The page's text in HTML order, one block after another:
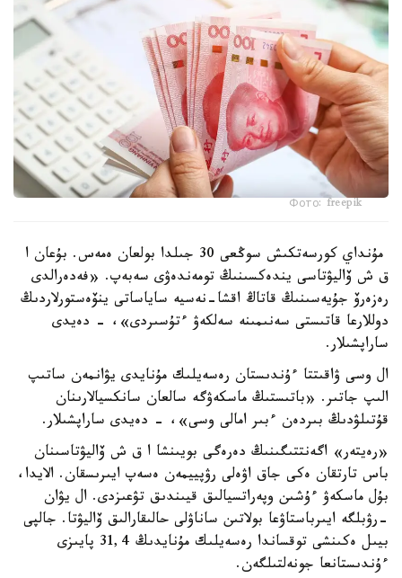
Фото: freepik
مۇنداي كورسەتكىش سوڭعى 30 جىلدا بولعان ەمەس. بۇعان ا
ق ش ۆاليۋتاسى يندەكسىنىڭ تومەندەۋى سەبەپ. «فەدەرالدى
رەزەرۆ جۇيەسىنىڭ قاتاڭ اقشا-نەسيە ساياساتى ينۆەستورلاردىڭ
دوللارعا قاتىستى سەنىمىنە سەلكەۋ ءتۇسىردى»، - دەيدى
ساراپشىلار.
ال وسى ۋاقىتتا ءۇندىستان رەسەيلىك مۇنايدى يۋانمەن ساتىپ
الىپ جاتىر. «باتىستىڭ ماسكەۋگە سالعان سانكسيالارىنان
قۇتىلۋدىڭ بىردەن ءبىر امالى وسى»، - دەيدى ساراپشىلار.
«رەيتەر» اگەنتتىگىنىڭ دەرەگى بويىنشا ا ق ش ۆاليۋتاسىنان
باس تارتقان ەكى جاق اۋەلى رۋپييمەن ەسەپ ايىرىسقان. الايدا،
بۇل ماسكەۋ ءۇشىن وپەراتسيالىق قيىندىق تۋعىزدى. ال يۋان
-رۋبلگە ايىرباستاۋعا بولاتىن ساناۋلى حالىقارالىق ۆاليۋتا. جالپى
بيىل ەكىنشى توقساندا رەسەيلىك مۇنايدىڭ 31,4 پايىزى
ءۇندىستانعا جونەلتىلگەن.